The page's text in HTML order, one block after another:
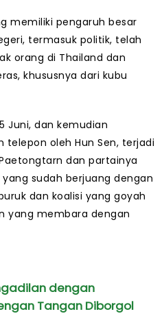
memiliki pengaruh besar
termasuk politik, telah
orang di Thailand dan
khususnya dari kubu
Juni, dan kemudian
telepon oleh Hun Sen, terjadi
dan partainya
sudah berjuang dengan
dan koalisi yang goyah
yang membara dengan
dengan
Tangan Diborgol